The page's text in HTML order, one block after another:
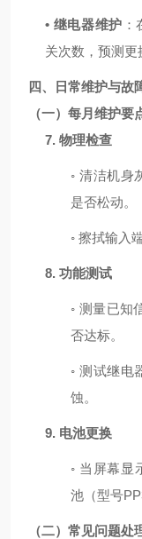
• 继电器维护 ：
关次数，预测
四、日常维护与故
（一）每月维护要
7. 物理检查
◦清洁机身
是否松动。
◦ 擦拭输入
8. 功能测试
◦ 测量已知
否达标。
◦测试继电
蚀。
9. 电池更换
◦ 当屏幕显
池（型号
（二）常见问题处